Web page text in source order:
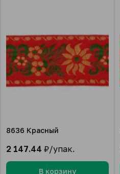
8636 Красный
2 147.44 ₽/упак.
В корзину